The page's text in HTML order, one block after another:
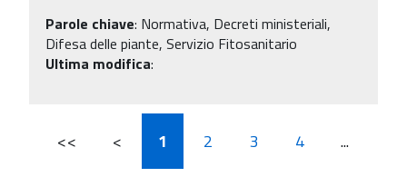
Parole chiave: Normativa, Decreti ministeriali,
Difesa delle piante, Servizio Fitosanitario
Ultima modifica:
<< < 1 2 3 4 ...